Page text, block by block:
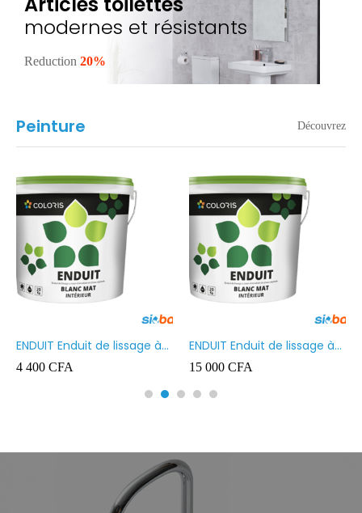
modernes et résistants
Reduction 20%
Peinture Découvrez
ENDUIT Enduit de lissage à
base d’émulsion en phase
aqueuse 5kg
4 400 CFA
ENDUIT Enduit de lissage à
base d’émulsion en phase
aqueuse 20kg
15 000 CFA